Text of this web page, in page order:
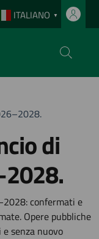
ITALIANO ▼
di
confermati e
Opere pubbliche
senza nuovo